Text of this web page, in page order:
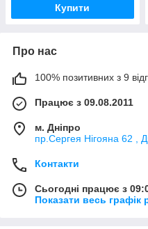
Купити
Про нас
100% позитивних з 9
Працює з 09.08.2011
м. Дніпро
пр.Сергея Нігояна 62 ,
Контакти
Сьогодні працює з
Показати весь графік